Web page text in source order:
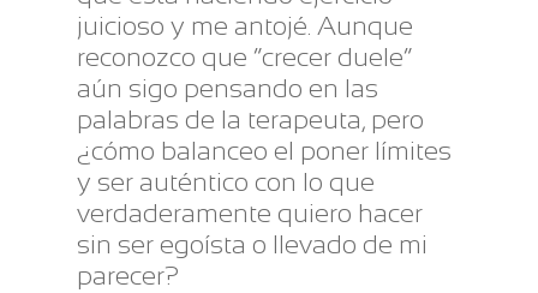
juicioso y me antojé. Aunque
reconozco que “crecer duele”
aún sigo pensando en las
palabras de la terapeuta, pero
¿cómo balanceo el poner límites
y ser auténtico con lo que
verdaderamente quiero hacer
sin ser egoísta o llevado de mi
parecer?